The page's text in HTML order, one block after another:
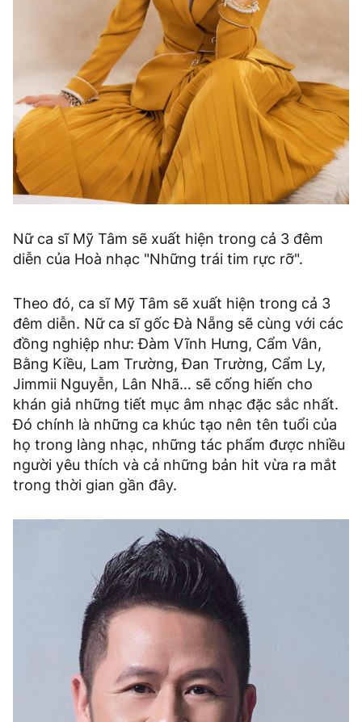
Nữ ca sĩ Mỹ Tâm sẽ xuất hiện trong cả 3 đêm
diễn của Hoà nhạc "Những trái tim rực rỡ".
Theo đó, ca sĩ Mỹ Tâm sẽ xuất hiện trong cả 3
đêm diễn. Nữ ca sĩ gốc Đà Nẵng sẽ cùng với các
đồng nghiệp như: Đàm Vĩnh Hưng, Cẩm Vân,
Bằng Kiều, Lam Trường, Đan Trường, Cẩm Ly,
Jimmii Nguyễn, Lân Nhã… sẽ cống hiến cho
khán giả những tiết mục âm nhạc đặc sắc nhất.
Đó chính là những ca khúc tạo nên tên tuổi của
họ trong làng nhạc, những tác phẩm được nhiều
người yêu thích và cả những bản hit vừa ra mắt
trong thời gian gần đây.